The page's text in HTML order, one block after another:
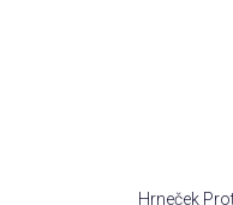
Hrneček